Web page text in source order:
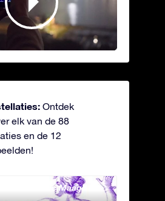
Ontdek
elk van de 88
en de 12
- Geketende Maagd